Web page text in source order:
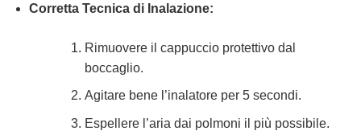
Corretta Tecnica di Inalazione:
Rimuovere il cappuccio protettivo dal
boccaglio.
Agitare bene l’inalatore per 5 secondi.
Espellere l’aria dai polmoni il più possibile.